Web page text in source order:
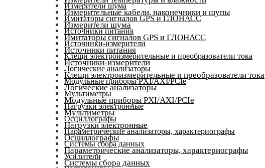
Измерители шума
Имитаторы сигналов GPS и ГЛОНАСС
Источники питания
Источники-измерители
Клещи электроизмерительные и преобразователи тока
Логические анализаторы
Модульные приборы PXI/AXI/PCIe
Мультиметры
Нагрузки электронные
Осциллографы
Параметрические анализаторы, характериографы
Системы сбора данных
Усилители
Измерительные кабели, наконечники и щупы
Измерители шума
Имитаторы сигналов GPS и ГЛОНАСС
Источники питания
Источники-измерители
Клещи электроизмерительные и преобразователи тока
Логические анализаторы
Модульные приборы PXI/AXI/PCIe
Мультиметры
Нагрузки электронные
Осциллографы
Параметрические анализаторы, характериографы
Системы сбора данных